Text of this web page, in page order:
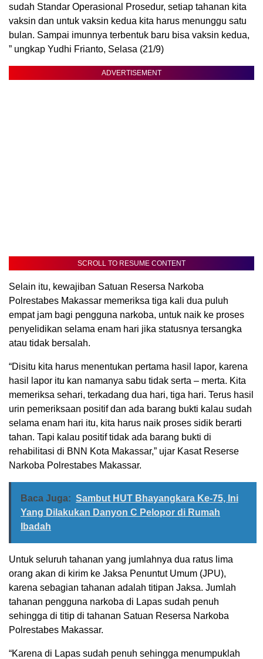
sudah Standar Operasional Prosedur, setiap tahanan kita
vaksin dan untuk vaksin kedua kita harus menunggu satu
bulan. Sampai imunnya terbentuk baru bisa vaksin kedua,
” ungkap Yudhi Frianto, Selasa (21/9)
ADVERTISEMENT
SCROLL TO RESUME CONTENT
Selain itu, kewajiban Satuan Resersa Narkoba
Polrestabes Makassar memeriksa tiga kali dua puluh
empat jam bagi pengguna narkoba, untuk naik ke proses
penyelidikan selama enam hari jika statusnya tersangka
atau tidak bersalah.
“Disitu kita harus menentukan pertama hasil lapor, karena
hasil lapor itu kan namanya sabu tidak serta – merta. Kita
memeriksa sehari, terkadang dua hari, tiga hari. Terus hasil
urin pemeriksaan positif dan ada barang bukti kalau sudah
selama enam hari itu, kita harus naik proses sidik berarti
tahan. Tapi kalau positif tidak ada barang bukti di
rehabilitasi di BNN Kota Makassar,” ujar Kasat Reserse
Narkoba Polrestabes Makassar.
Baca Juga: Sambut HUT Bhayangkara Ke-75, Ini
Yang Dilakukan Danyon C Pelopor di Rumah
Ibadah
Untuk seluruh tahanan yang jumlahnya dua ratus lima
orang akan di kirim ke Jaksa Penuntut Umum (JPU),
karena sebagian tahanan adalah titipan Jaksa. Jumlah
tahanan pengguna narkoba di Lapas sudah penuh
sehingga di titip di tahanan Satuan Resersa Narkoba
Polrestabes Makassar.
“Karena di Lapas sudah penuh sehingga menumpuklah